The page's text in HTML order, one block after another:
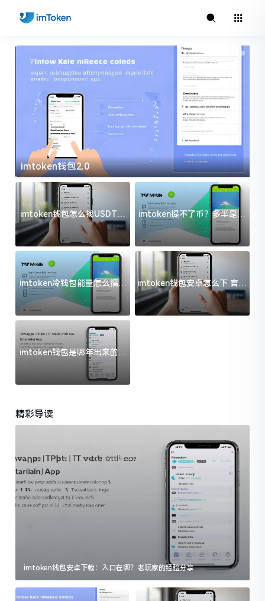
imtoken钱包2.0
imtoken钱包怎么找USDT地
址？三步搞定不踩坑
imtoken提不了币？多半是这
几件事没处理好
imtoken冷钱包能量怎么搞？
过来人告诉你门道
imtoken钱包安卓怎么下 官方
渠道避坑指南
imtoken钱包是哪年出来的？
一文给你说清楚
精彩导读
imtoken钱包安卓下载：入口在哪？老玩家的经验分享